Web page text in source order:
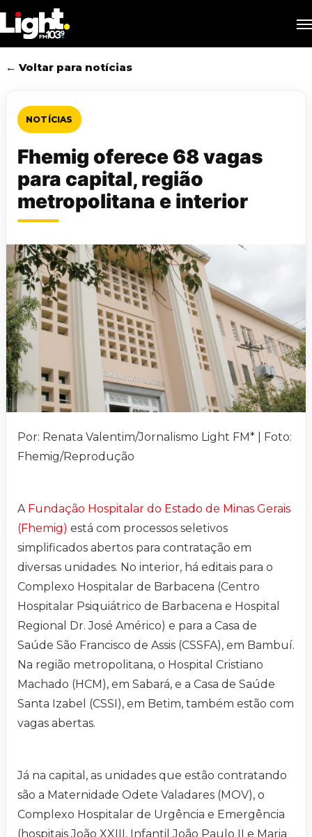
to
main
content
← Voltar para notícias
NOTÍCIAS
Fhemig oferece 68 vagas
para capital, região
metropolitana e interior
Por: Renata Valentim/Jornalismo Light FM* | Foto:
Fhemig/Reprodução
A Fundação Hospitalar do Estado de Minas Gerais
(Fhemig) está com processos seletivos
simplificados abertos para contratação em
diversas unidades. No interior, há editais para o
Complexo Hospitalar de Barbacena (Centro
Hospitalar Psiquiátrico de Barbacena e Hospital
Regional Dr. José Américo) e para a Casa de
Saúde São Francisco de Assis (CSSFA), em Bambuí.
Na região metropolitana, o Hospital Cristiano
Machado (HCM), em Sabará, e a Casa de Saúde
Santa Izabel (CSSI), em Betim, também estão com
vagas abertas.
Já na capital, as unidades que estão contratando
são a Maternidade Odete Valadares (MOV), o
Complexo Hospitalar de Urgência e Emergência
(hospitais João XXIII, Infantil João Paulo II e Maria